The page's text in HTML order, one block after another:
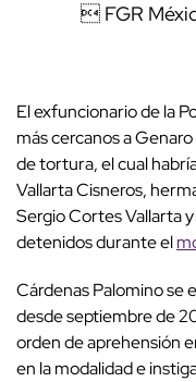
 FGR
El exfuncionario de la
más cercanos a
de tortura, el cual
Vallarta Cisneros,
Sergio Cortes Vallarta
detenidos durante el
Cárdenas Palomino se
desde septiembre de
orden de aprehensión
en la modalidad e